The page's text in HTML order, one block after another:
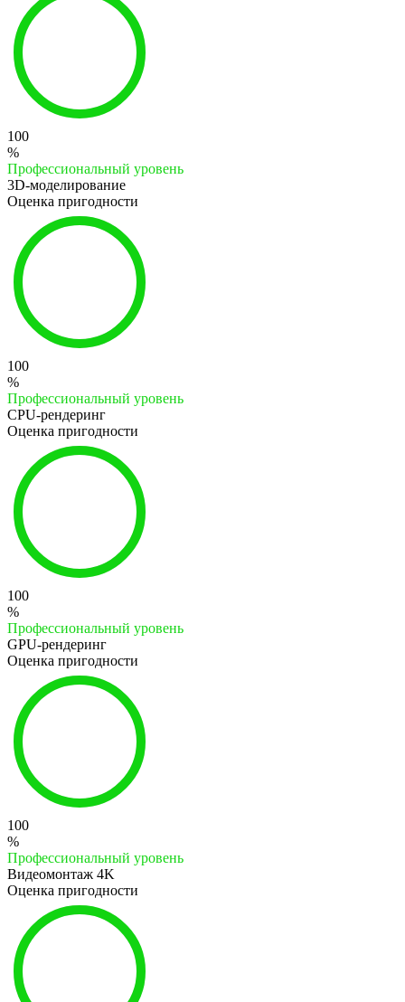
100
%
Профессиональный уровень
3D-моделирование
Оценка пригодности
100
%
Профессиональный уровень
CPU-рендеринг
Оценка пригодности
100
%
Профессиональный уровень
GPU-рендеринг
Оценка пригодности
100
%
Профессиональный уровень
Видеомонтаж 4K
Оценка пригодности